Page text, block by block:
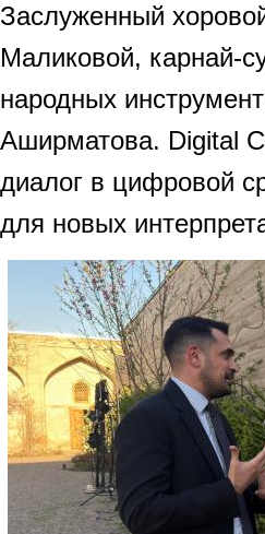
Заслуженный
Маликовой, карнай-
народных
Аширматова. Digital
диалог в цифровой
для новых